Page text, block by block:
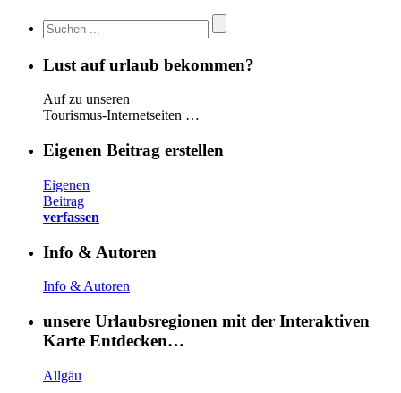
Lust auf urlaub bekommen?
Auf zu unseren
Tourismus-Internetseiten …
Eigenen Beitrag erstellen
Eigenen
Beitrag
verfassen
Info & Autoren
Info & Autoren
unsere Urlaubsregionen mit der Interaktiven
Karte Entdecken…
Allgäu